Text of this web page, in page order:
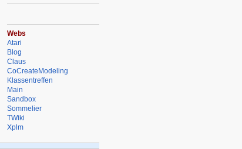
Webs
Atari
Blog
Claus
CoCreateModeling
Klassentreffen
Main
Sandbox
Sommelier
TWiki
Xplm